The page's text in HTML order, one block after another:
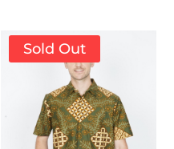
Sold Out